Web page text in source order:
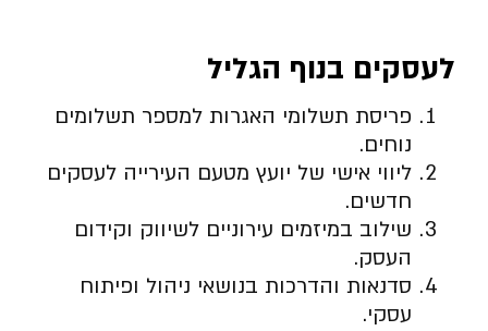
לעסקים בנוף הגליל
פריסת תשלומי האגרות למספר תשלומים
נוחים.
ליווי אישי של יועץ מטעם העירייה לעסקים
חדשים.
שילוב במיזמים עירוניים לשיווק וקידום
העסק.
סדנאות והדרכות בנושאי ניהול ופיתוח
עסקי.